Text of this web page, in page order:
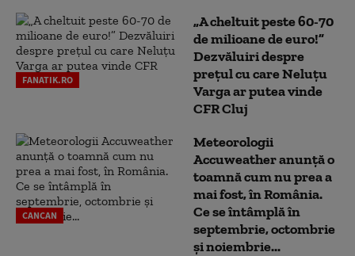
FANATIK.RO
„A cheltuit peste 60-70
de milioane de euro!”
Dezvăluiri despre
prețul cu care Neluțu
Varga ar putea vinde
CFR Cluj
CANCAN
Meteorologii
Accuweather anunță o
toamnă cum nu prea a
mai fost, în România.
Ce se întâmplă în
septembrie, octombrie
și noiembrie...